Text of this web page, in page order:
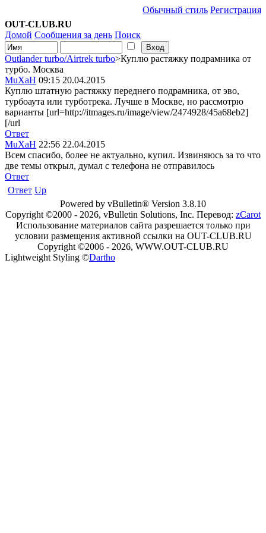
Обычный стиль Регистрация
OUT-CLUB.RU
Домой Сообщения за день Поиск
Outlander turbo/Airtrek turbo>Куплю растяжку подрамника от
турбо. Москва
MuXaH 09:15 20.04.2015
Куплю штатную растяжку переднего подрамника, от эво,
турбоаута или турботрека. Лучше в Москве, но рассмотрю
варианты [url=http://itmages.ru/image/view/2474928/45a68eb2]
[/url
Ответ
MuXaH 22:56 22.04.2015
Всем спасибо, более не актуально, купил. Извиняюсь за то что
две темы открыл, думал с телефона не отправилось
Ответ
Ответ Up
Powered by vBulletin® Version 3.8.10
Copyright ©2000 - 2026, vBulletin Solutions, Inc. Перевод: zCarot
Использование материалов сайта разрешается только при
условии размещения активной ссылки на OUT-CLUB.RU
Copyright ©2006 - 2026, WWW.OUT-CLUB.RU
Lightweight Styling ©Dartho